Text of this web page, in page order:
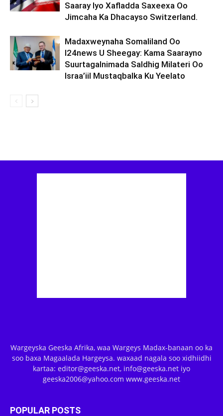
Saaray Iyo Xafladda Saxeexa Oo
Jimcaha Ka Dhacayso Switzerland.
Madaxweynaha Somaliland Oo
I24news U Sheegay: Kama Saarayno
Suurtagalnimada Saldhig Milateri Oo
Israa’iil Mustaqbalka Ku Yeelato
Wargeyska Geeska Afrika, waa Wargeys Madax-banaan oo ka
soo baxa Magaalada Hargeysa. waxaad nagala soo xidhiidhi
kartaa: editor@geeska.net, info@geeska.net iyo
geeska2006@yahoo.com www.geeska.net
POPULAR POSTS